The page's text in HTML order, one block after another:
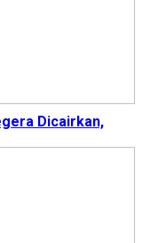
Dicairkan,